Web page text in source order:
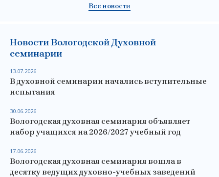
Все новости
Новости Вологодской Духовной
семинарии
В духовной семинарии начались вступительные
испытания
13.07.2026
Вологодская духовная семинария объявляет
набор учащихся на 2026/2027 учебный год
30.06.2026
Вологодская духовная семинария вошла в
десятку ведущих духовно-учебных заведений
17.06.2026